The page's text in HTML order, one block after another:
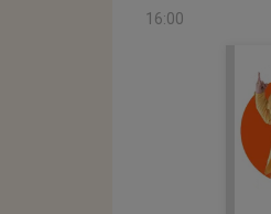
16:00